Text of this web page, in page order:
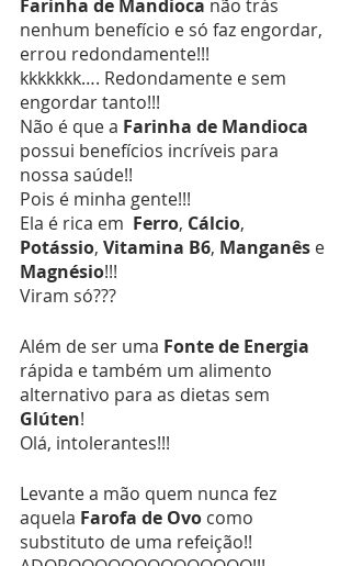
Farinha de Mandioca não trás
nenhum benefício e só faz engordar,
errou redondamente!!!
kkkkkkk…. Redondamente e sem
engordar tanto!!!
Não é que a Farinha de Mandioca
possui benefícios incríveis para
nossa saúde!!
Pois é minha gente!!!
Ela é rica em Ferro, Cálcio,
Potássio, Vitamina B6, Manganês e
Magnésio!!!
Viram só???
Além de ser uma Fonte de Energia
rápida e também um alimento
alternativo para as dietas sem
Glúten!
Olá, intolerantes!!!
Levante a mão quem nunca fez
aquela Farofa de Ovo como
substituto de uma refeição!!